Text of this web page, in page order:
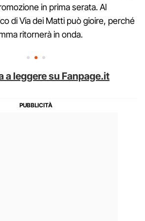
in prima serata. Al
di Via dei Matti può gioire, perché
ritornerà in onda.
a leggere su Fanpage.it